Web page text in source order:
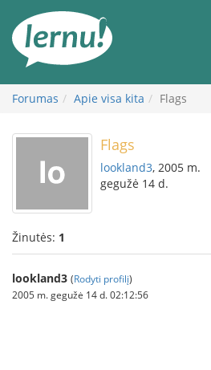
turinį
Forumas Apie visa kita Flags
Flags
lookland3, 2005 m.
gegužė 14 d.
Žinutės: 1
lookland3 (Rodyti profilį)
2005 m. gegužė 14 d. 02:12:56